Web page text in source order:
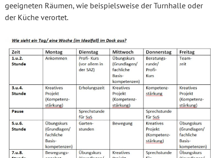
geeigneten Räumen, wie beispielsweise der Turnhalle oder
der Küche verortet.